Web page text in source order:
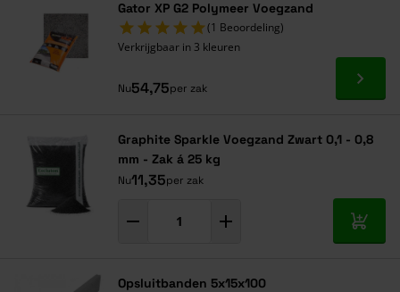
Gator XP G2 Polymeer Voegzand
(1 Beoordeling)
Verkrijgbaar in 3 kleuren
Nu54,75per zak Ga
Graphite Sparkle Voegzand Zwart 0,1 - 0,8
mm - Zak á 25 kg
Nu11,35per zak
In
Opsluitbanden 5x15x100